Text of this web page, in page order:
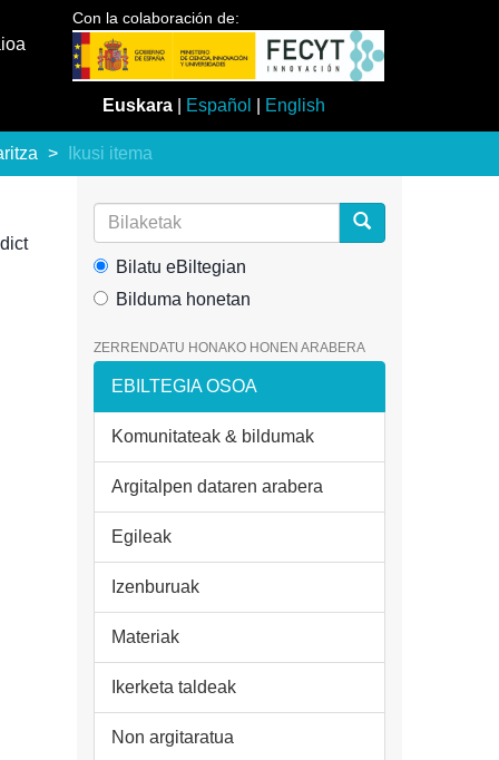
Con la colaboración de:
Euskara Español English
Ikusi itema
Bilatu eBiltegian
Bilduma honetan
ZERRENDATU HONAKO HONEN ARABERA
EBILTEGIA OSOA
Komunitateak & bildumak
Argitalpen dataren arabera
Egileak
Izenburuak
Materiak
Ikerketa taldeak
Non argitaratua